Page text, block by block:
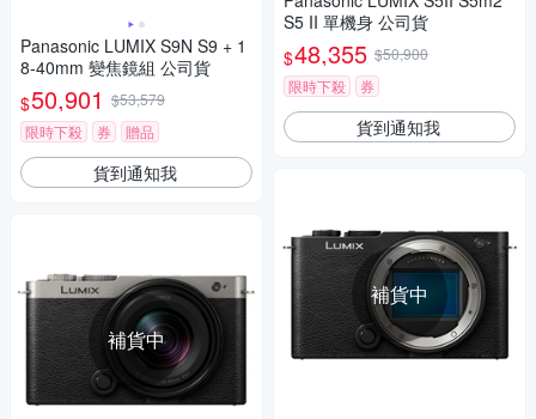
Panasonic LUMIX S9N S9 + 1
8-40mm 變焦鏡組 公司貨
$50,901 $53,579
限時下殺
券 贈品
貨到通知我
補貨中
S5 II 單機身 公司貨
$48,355 $50,900
限時下殺
券
貨到通知我
補貨中